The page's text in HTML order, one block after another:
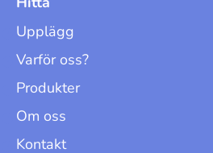
Upplägg
Varför oss?
Produkter
Om oss
Kontakt